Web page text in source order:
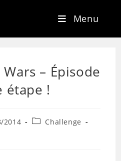
Menu
– Épisode
étape !
2014
Challenge